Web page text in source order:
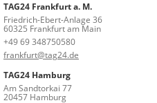
TAG24 Frankfurt a. M.
Friedrich-Ebert-Anlage 36
60325 Frankfurt am Main
+49 69 348750580
frankfurt@tag24.de
TAG24 Hamburg
Am Sandtorkai 77
20457 Hamburg